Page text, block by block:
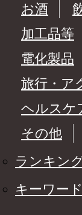
お酒
加工品等
電化製品
旅行・ア
ヘルスケ
その他
ランキン
キーワー